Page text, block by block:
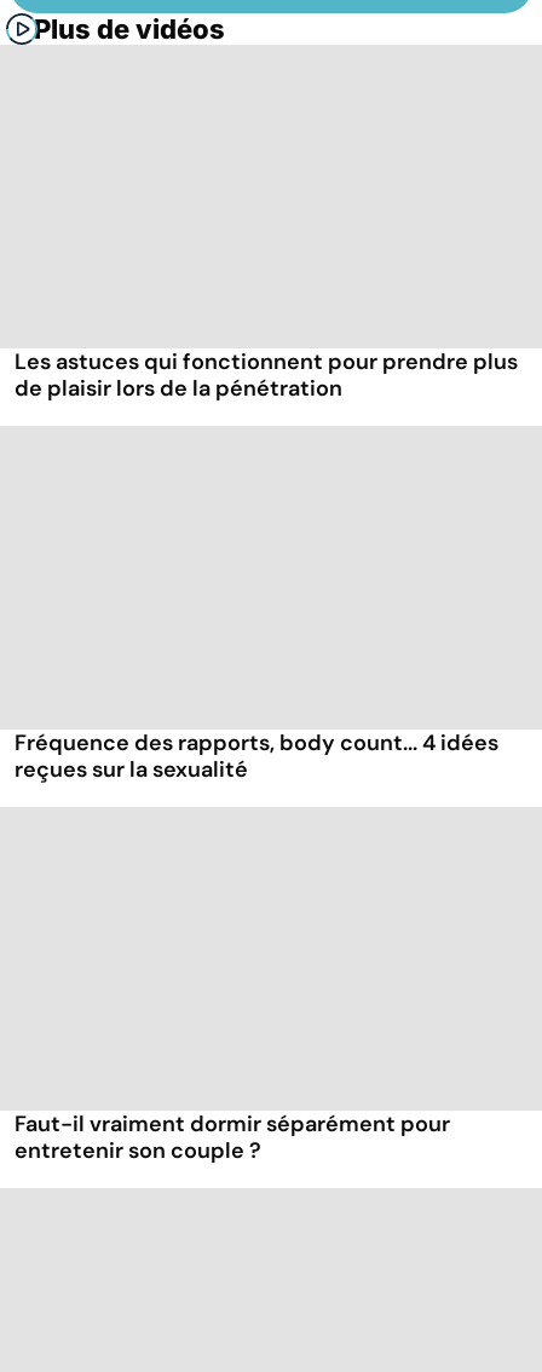
Plus de vidéos
Les astuces qui fonctionnent pour prendre plus
de plaisir lors de la pénétration
Fréquence des rapports, body count... 4 idées
reçues sur la sexualité
Faut-il vraiment dormir séparément pour
entretenir son couple ?